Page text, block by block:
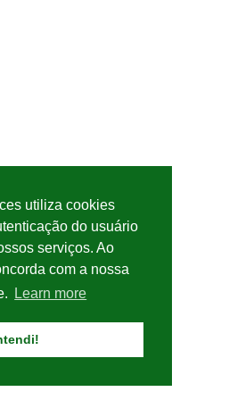
utiliza cookies
do usuário
serviços. Ao
com a nossa
Learn more